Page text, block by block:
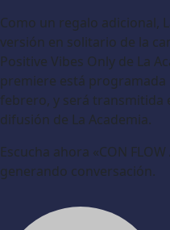
Como un regalo adicional,
versión en solitario de la
Positive Vibes Only de La
premiere está
febrero, y será transmitida
difusión de La Academia.
Escucha ahora «CON
generando conversación.